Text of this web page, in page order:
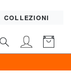
COLLEZIONI